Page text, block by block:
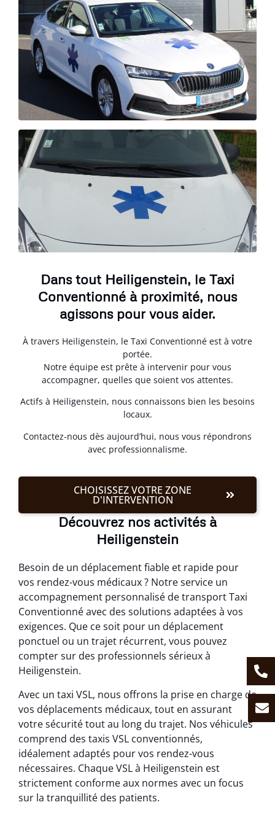
Dans tout Heiligenstein, le Taxi
Conventionné à proximité, nous
agissons pour vous aider.
À travers Heiligenstein, le Taxi Conventionné est à votre
portée.
Notre équipe est prête à intervenir pour vous
accompagner, quelles que soient vos attentes.
Actifs à Heiligenstein, nous connaissons bien les besoins
locaux.
Contactez-nous dès aujourd’hui, nous vous répondrons
avec professionnalisme.
CHOISISSEZ VOTRE ZONE
D'INTERVENTION
Découvrez nos activités à
Heiligenstein
Besoin de un déplacement fiable et rapide pour
vos rendez-vous médicaux ? Notre service un
accompagnement personnalisé de transport Taxi
Conventionné avec des solutions adaptées à vos
exigences. Que ce soit pour un déplacement
ponctuel ou un trajet récurrent, vous pouvez
compter sur des professionnels sérieux à
Heiligenstein.
Avec un taxi VSL, nous offrons la prise en charge de
vos déplacements médicaux, tout en assurant
votre sécurité tout au long du trajet. Nos véhicules
comprend des taxis VSL conventionnés,
idéalement adaptés pour vos rendez-vous
nécessaires. Chaque VSL à Heiligenstein est
strictement conforme aux normes avec un focus
sur la tranquillité des patients.